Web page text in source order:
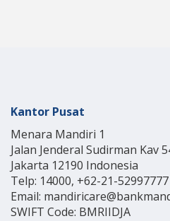
Kantor Pusat
Menara Mandiri 1
Jalan Jenderal Sudirman Kav
Jakarta 12190 Indonesia
Telp: 14000, +62-21-52997777
Email:
SWIFT Code: BMRIIDJA